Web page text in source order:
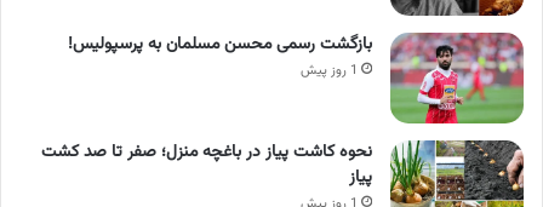
بازگشت رسمی محسن مسلمان به پرسپولیس!
1 روز پیش
نحوه کاشت پیاز در باغچه منزل؛ صفر تا صد کشت
پیاز